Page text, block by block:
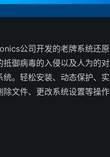
公司开发的老牌系统还
御病毒的入侵以及人为的
。轻松安装、动态保护、
文件、更改系统设置等操